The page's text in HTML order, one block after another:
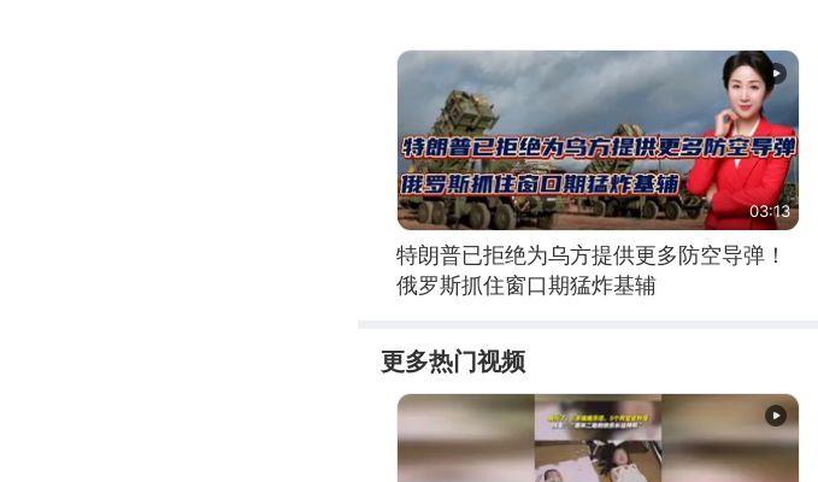
03:13
特朗普已拒绝为乌方提供更多防空导弹！
俄罗斯抓住窗口期猛炸基辅
更多热门视频